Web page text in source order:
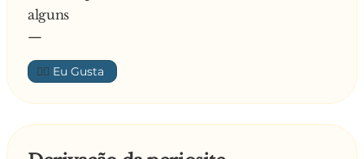
alguns
—
👍🏼